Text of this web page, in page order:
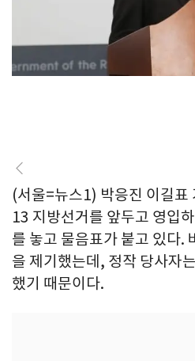
(서울=뉴스1) 박응진 이길표
13 지방선거를 앞두고 영입
를 놓고 물음표가 붙고 있다.
을 제기했는데, 정작 당사자
했기 때문이다.